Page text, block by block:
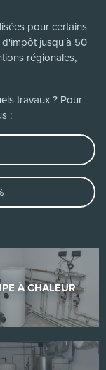
pour certains
d'impôt jusqu'à 50
régionales,
travaux ? Pour
:
À CHALEUR